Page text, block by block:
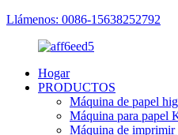
Llámenos: 0086-15638252792
Hogar
PRODUCTOS
Máquina de papel
Máquina para papel
Máquina de imprimir